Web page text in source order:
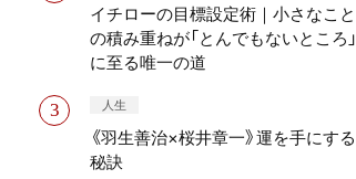
イチローの目標設定術｜小さなこと
の積み重ねが「とんでもないところ」
に至る唯一の道
人生
《羽生善治×桜井章一》運を手にする
秘訣